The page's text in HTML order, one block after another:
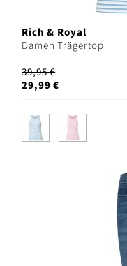
Rich & Royal
Damen Trägertop
39,95 €
29,99 €